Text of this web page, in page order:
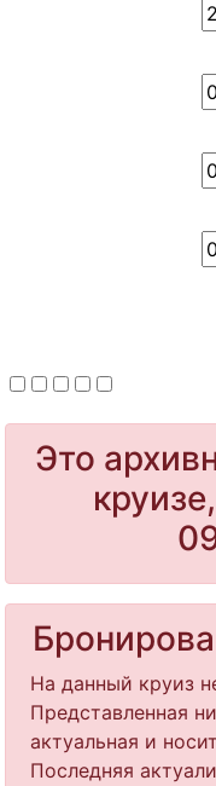
Это
На данный круиз
Представленная
актуальная и
Последняя